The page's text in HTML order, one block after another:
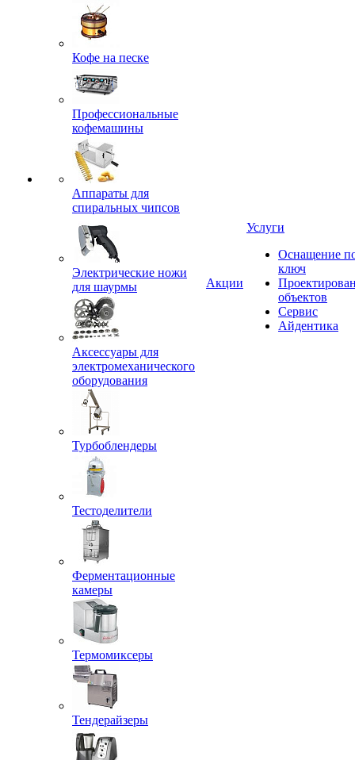
Кофе на песке
Профессиональные
кофемашины
Аппараты для
спиральных чипсов
Электрические ножи
для шаурмы
Аксессуары для
электромеханического
оборудования
Турбоблендеры
Тестоделители
Ферментационные
камеры
Термомиксеры
Тендерайзеры
Акции
Услуги
Оснащение
ключ
объектов
Сервис
Айдентика